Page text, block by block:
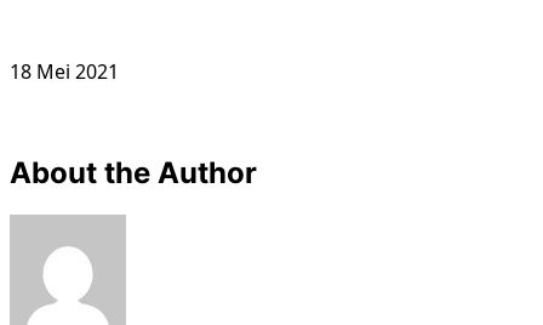
18 Mei 2021
About the Author